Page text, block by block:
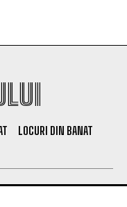
LOCURI DIN BANAT